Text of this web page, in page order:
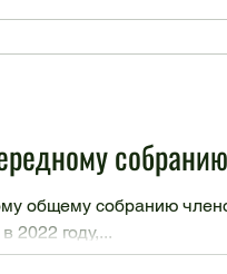
общему собранию
2022 году,...